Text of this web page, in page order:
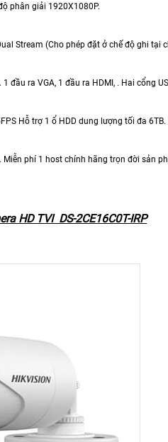
phân giải 1920X1080P.
Stream (Cho phép đặt ở chế độ ghi tại
đầu ra VGA, 1 đầu ra HDMI, . Hai cổng
Hỗ trợ 1 ổ HDD dung lượng tối đa 6TB.
phí 1 host chính hãng trọn đời sản
HD TVI DS-2CE16C0T-IRP